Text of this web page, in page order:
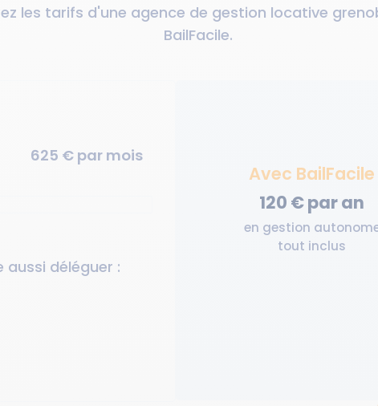
les tarifs d'une agence de gestion locative
BailFacile.
625 € par mois
aussi déléguer :
Avec BailFacile
120 € par an
en gestion
tout inclus